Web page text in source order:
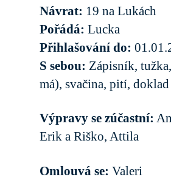
Návrat: 19 na Lukách
Pořádá: Lucka
Přihlašování do:
S sebou: Zápisník,
má), svačina, pití,
Výpravy se zúčastní:
Erik a Riško, Attila
Omlouvá se: Valeri